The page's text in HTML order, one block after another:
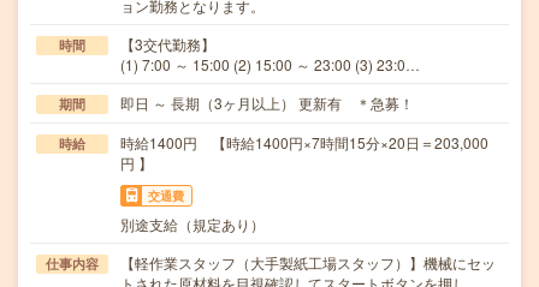
ョン勤務となります。
時間
【3交代勤務】
(1) 7:00 ～ 15:00 (2) 15:00 ～ 23:00 (3) 23:0…
期間 即日 ～ 長期（3ヶ月以上） 更新有 ＊急募！
時給
時給1400円 【時給1400円×7時間15分×20日＝203,000
円 】
交通費
別途支給（規定あり）
仕事内容
【軽作業スタッフ（大手製紙工場スタッフ）】機械にセッ
トされた原材料を目視確認してスタートボタンを押し…